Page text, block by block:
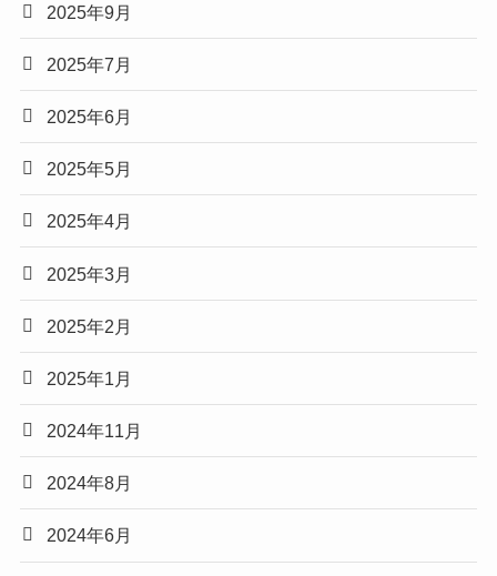
2025年9月
2025年7月
2025年6月
2025年5月
2025年4月
2025年3月
2025年2月
2025年1月
2024年11月
2024年8月
2024年6月